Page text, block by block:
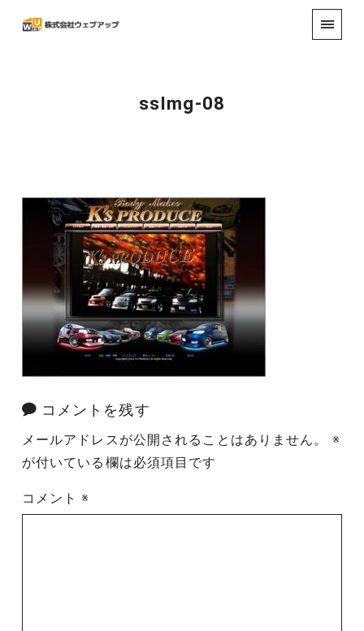
ssImg-08
コメントを残す
メールアドレスが公開されることはありません。
※
が付いている欄は必須項目です
コメント※